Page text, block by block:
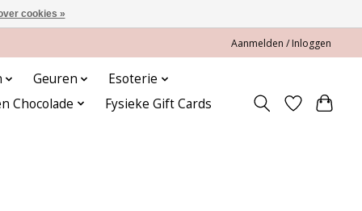
Aanmelden / Inloggen
Geuren
Esoterie
Chocolade
Fysieke Gift Cards
cookies »